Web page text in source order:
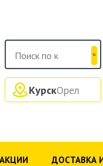
КурскОрел
АКЦИИ ДОСТАВКА